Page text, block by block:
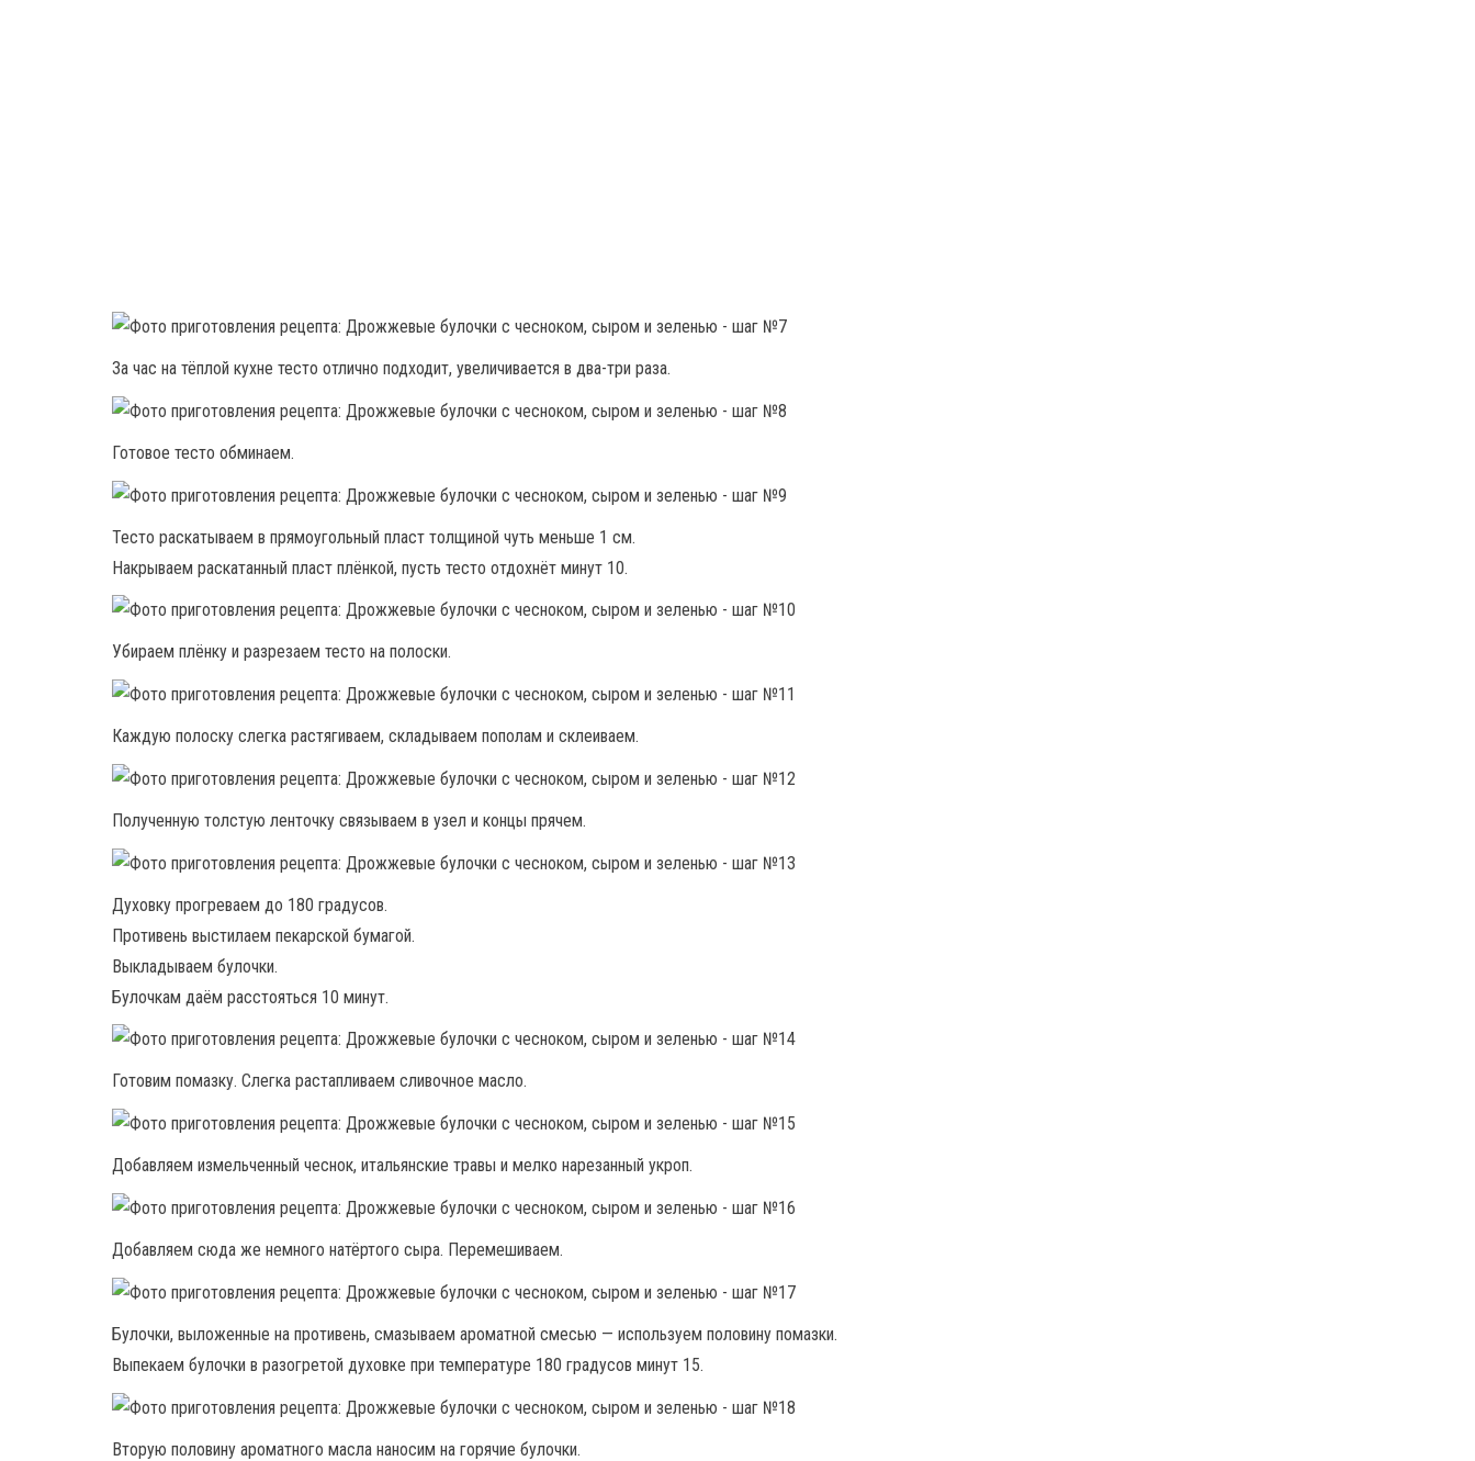
За час на тёплой кухне тесто отлично подходит, увеличивается в два-три раза.
Готовое тесто обминаем.
Тесто раскатываем в прямоугольный пласт толщиной чуть меньше 1 см.
Накрываем раскатанный пласт плёнкой, пусть тесто отдохнёт минут 10.
Убираем плёнку и разрезаем тесто на полоски.
Каждую полоску слегка растягиваем, складываем пополам и склеиваем.
Полученную толстую ленточку связываем в узел и концы прячем.
Духовку прогреваем до 180 градусов.
Противень выстилаем пекарской бумагой.
Выкладываем булочки.
Булочкам даём расстояться 10 минут.
Готовим помазку. Слегка растапливаем сливочное масло.
Добавляем измельченный чеснок, итальянские травы и мелко нарезанный укроп.
Добавляем сюда же немного натёртого сыра. Перемешиваем.
Булочки, выложенные на противень, смазываем ароматной смесью — используем половину помазки.
Выпекаем булочки в разогретой духовке при температуре 180 градусов минут 15.
Вторую половину ароматного масла наносим на горячие булочки.